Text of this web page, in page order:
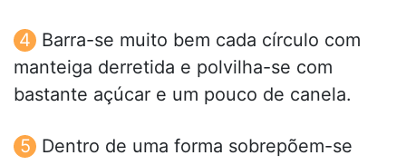
Barra-se muito bem cada círculo com
manteiga derretida e polvilha-se com
bastante açúcar e um pouco de canela.
Dentro de uma forma sobrepõem-se